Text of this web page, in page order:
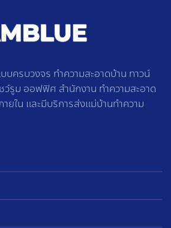
บครบวงจร ทำความสะอาดบ้าน ทาวน์
ชว์รูม ออฟฟิศ สำนักงาน ทำความสะอาด
ยใน และมีบริการส่งแม่บ้านทำความ